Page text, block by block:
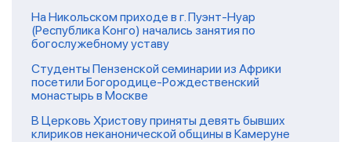
На Никольском приходе в г. Пуэнт-Нуар
(Республика Конго) начались занятия по
богослужебному уставу
Студенты Пензенской семинарии из Африки
посетили Богородице-Рождественский
монастырь в Москве
В Церковь Христову приняты девять бывших
клириков неканонической общины в Камеруне